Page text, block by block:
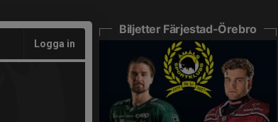
Logga in
Biljetter Färjestad-Örebro